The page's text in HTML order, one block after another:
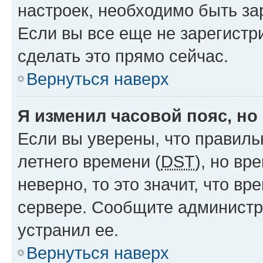
настроек, необходимо быть
Если вы все еще не
сделать это прямо сейчас.
Вернуться наверх
Я изменил часовой пояс,
Если вы уверены, что
летнего времени (DST), но
неверно, то это значит, что
сервере. Сообщите
устранил ее.
Вернуться наверх